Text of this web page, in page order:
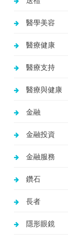
醫學美容
醫療健康
醫療支持
醫療與健康
金融
金融投資
金融服務
鑽石
長者
隱形眼鏡